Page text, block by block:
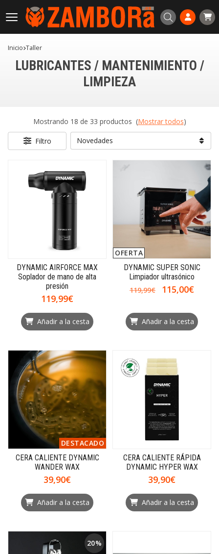
Buscar
Inicio taller
LUBRICANTES / MANTENIMIENTO /
LIMPIEZA
Mostrando 18 de 33 productos (Mostrar todos)
Filtro
DYNAMIC AIRFORCE MAX
Soplador de mano de alta
presión
119,99€
Añadir a la cesta
OFERTA
DYNAMIC SUPER SONIC
Limpiador ultrasónico
119,99€
115,00€
Añadir a la cesta
DESTACADO
CERA CALIENTE DYNAMIC
WANDER WAX
39,90€
Añadir a la cesta
CERA CALIENTE RÁPIDA
DYNAMIC HYPER WAX
39,90€
Añadir a la cesta
20%